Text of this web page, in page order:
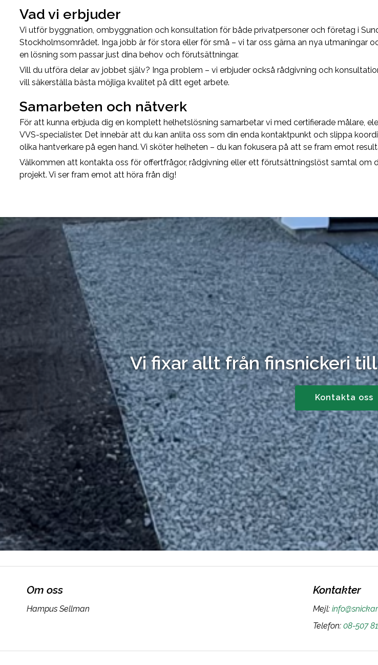
Vad vi erbjuder
Vi utför byggnation, ombyggnation och konsultation för både privatpersoner och företag i
Stockholmsområdet. Inga jobb är för stora eller för små – vi tar oss gärna an nya utmaningar
en lösning som passar just dina behov och förutsättningar.
Vill du utföra delar av jobbet själv? Inga problem – vi erbjuder också rådgivning och
vill säkerställa bästa möjliga kvalitet på ditt eget arbete.
Samarbeten och nätverk
För att kunna erbjuda dig en komplett helhetslösning samarbetar vi med certifierade målare,
VVS-specialister. Det innebär att du kan anlita oss som din enda kontaktpunkt och slippa
olika hantverkare på egen hand. Vi sköter helheten – du kan fokusera på att se fram emot
Välkommen att kontakta oss för offertfrågor, rådgivning eller ett förutsättningslöst samtal om
projekt. Vi ser fram emot att höra från dig!
Vi fixar allt från finsnickeri
Kontakta oss
Om oss
Hampus Sellman
Kontakter
Mejl:
Telefon: 08-507